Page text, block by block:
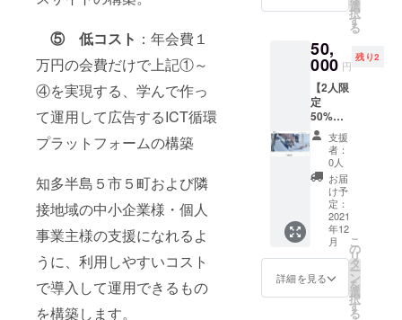
⑤ 低コスト ：年会費１
万円の会費だけで上記①～
④を実現する、学んで作っ
て運用して広告するICT循環
プラットフォームの構築
知多半島５市５町および隣
接地域の中小企業様・個人
事業主様の支援になれるよ
うに、利用しやすいコスト
で導入して運用できるもの
を構築します。
らびに
社それ
ぞれへ
のお申
込みお
よびア
カウン
ト作成
は、各
自で
行って
いただ
きます
が、作
成がわ
からな
い方は
講座で
解説い
たしま
はオプ
くださ
い。ま
た、備
考欄に
URLを
ご記入
くださ
い。 ま
た、本
プロ
ジェク
トで作
成しま
したパ
ンフ
を送付
させて
初回登
りま
す。継
続的な
修正は
含まれ
ませ
ん。
1Ghz以
製CPU
搭載 ・
メモ
リ：４
GB ・
SSD：
128GB
・USB
無線
LAN：
802.11
b/g/n
2.4G対
応 ・
WEBカ
30M以
上 ・マ
めたオ
ンライ
ン相
談、打
合せ ・
ラン
ディン
グペー
ジです
ので、1
ページ
にPRを
まとめ
て作成
しま
す。 ・
打合せ
入塾＋
で半額
提供。
地域ICT
教育支
援会学
舎が運
営する
英語
塾.jpで
す。 英
会話学
習がで
きます
ので、
お子さ
まだけ
ではな
選
択
す
る
50,
000 円
残り2
【2人限
定
50%OF
F】
ホーム
ページ
制作
パック
です。
PRしや
すいと
言われ
るラン
ディン
グペー
ジを制
支援
者：
0人
お届
け予
定：
2021
年12
月
詳細を見る
こ
の
リ
タ
ー
ン
を
選
択
す
る